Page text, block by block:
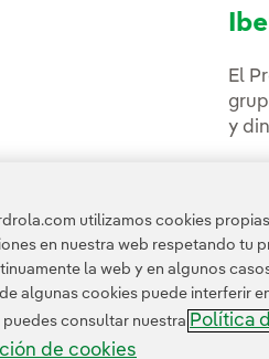
El
y
que
utilizamos cookies
en nuestra web respetando tu
la web y en algunos
algunas cookies puede interferir
consultar nuestra Política
de cookies